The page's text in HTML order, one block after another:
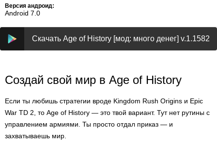
Версия андроид:
Android 7.0
Скачать Age of History [мод: много денег] v.1.1582
Создай свой мир в Age of History
Если ты любишь стратегии вроде Kingdom Rush Origins и Epic
War TD 2, то Age of History — это твой вариант. Тут нет рутины с
управлением армиями. Ты просто отдал приказ — и
захватываешь мир.